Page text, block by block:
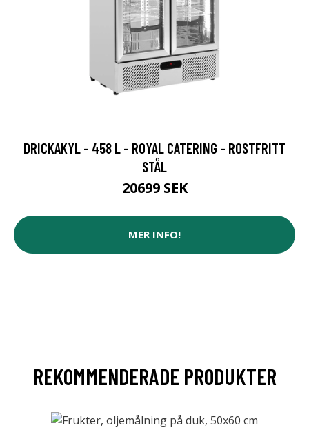
DRICKAKYL - 458 L - ROYAL CATERING - ROSTFRITT
STÅL
20699 SEK
MER INFO!
REKOMMENDERADE PRODUKTER